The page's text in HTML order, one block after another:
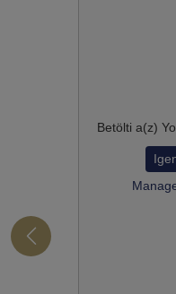
Betölti a(z)